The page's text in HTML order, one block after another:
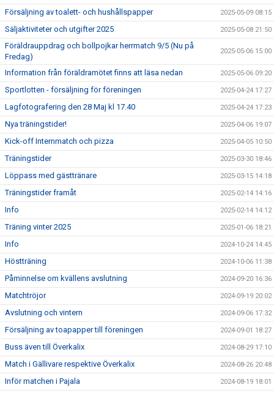
Försäljning av toalett- och hushållspapper 2025-05-09 08:15
Säljaktiviteter och utgifter 2025 2025-05-08 21:50
Föräldrauppdrag och bollpojkar herrmatch 9/5 (Nu på
Fredag)
2025-05-06 15:00
Information från föräldramötet finns att läsa nedan 2025-05-06 09:20
Sportlotten - försäljning för föreningen 2025-04-24 17:27
Lagfotografering den 28 Maj kl 17.40 2025-04-24 17:23
Nya träningstider! 2025-04-06 19:07
Kick-off Internmatch och pizza 2025-04-05 10:50
Träningstider 2025-03-30 18:46
Löppass med gästtränare 2025-03-15 14:18
Träningstider framåt 2025-02-14 14:16
Info 2025-02-14 14:12
Träning vinter 2025 2025-01-06 18:21
Info 2024-10-24 14:45
Höstträning 2024-10-06 11:38
Påminnelse om kvällens avslutning 2024-09-20 16:36
Matchtröjor 2024-09-19 20:02
Avslutning och vintern 2024-09-06 17:32
Försäljning av toapapper till föreningen 2024-09-01 18:27
Buss även till Överkalix 2024-08-29 17:10
Match i Gällivare respektive Överkalix 2024-08-26 20:48
Inför matchen i Pajala 2024-08-19 18:01